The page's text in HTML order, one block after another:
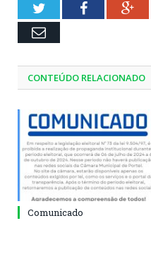
TwitterFacebook
Email
CONTEÚDO RELACIONADO
Comunicado